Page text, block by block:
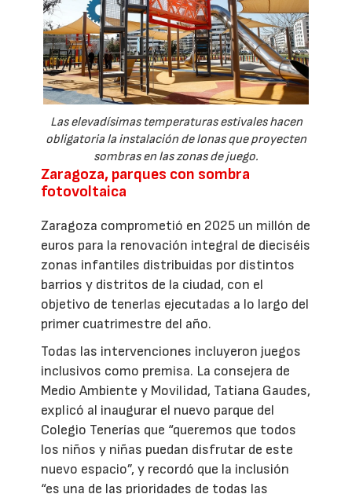
Las elevadísimas temperaturas estivales hacen
obligatoria la instalación de lonas que proyecten
sombras en las zonas de juego.
Zaragoza, parques con sombra
fotovoltaica
Zaragoza comprometió en 2025 un millón de
euros para la renovación integral de dieciséis
zonas infantiles distribuidas por distintos
barrios y distritos de la ciudad, con el
objetivo de tenerlas ejecutadas a lo largo del
primer cuatrimestre del año.
Todas las intervenciones incluyeron juegos
inclusivos como premisa. La consejera de
Medio Ambiente y Movilidad, Tatiana Gaudes,
explicó al inaugurar el nuevo parque del
Colegio Tenerías que “queremos que todos
los niños y niñas puedan disfrutar de este
nuevo espacio”, y recordó que la inclusión
“es una de las prioridades de todas las